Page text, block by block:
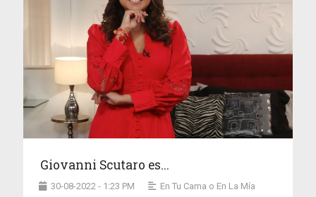
Giovanni Scutaro es...
30-08-2022 - 1:23 PM En Tu Cama o En La Mía